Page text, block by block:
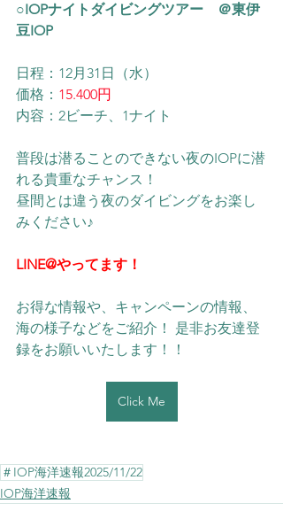
○IOPナイトダイビングツアー　＠東伊
豆IOP
日程：12月31日（水）
価格： 15.400円
内容：2ビーチ、1ナイト
普段は潜ることのできない夜のIOPに潜
れる貴重なチャンス！
昼間とは違う夜のダイビングをお楽し
みください♪
LINE@やってます！
お得な情報や、キャンペーンの情報、
海の様子などをご紹介！ 是非お友達登
録をお願いいたします！！
Click Me
＃IOP海洋速報2025/11/22
IOP海洋速報